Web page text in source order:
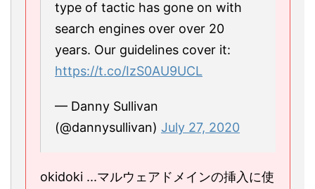
type of tactic has gone on with
search engines over over 20
years. Our guidelines cover it:
https://t.co/IzS0AU9UCL
— Danny Sullivan
(@dannysullivan) July 27, 2020
okidoki ...マルウェアドメインの挿入に使